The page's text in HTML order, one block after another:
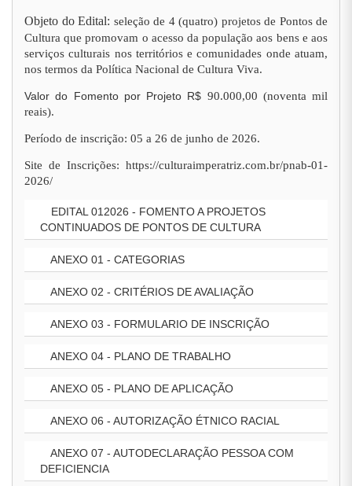
Objeto do Edital: seleção de 4 (quatro) projetos de Pontos de
Cultura que promovam o acesso da população aos bens e aos
serviços culturais nos territórios e comunidades onde atuam,
nos termos da Política Nacional de Cultura Viva.
Valor do Fomento por Projeto R$ 90.000,00 (noventa mil
reais).
Período de inscrição: 05 a 26 de junho de 2026.
Site de Inscrições: https://culturaimperatriz.com.br/pnab-01-
2026/
EDITAL 012026 - FOMENTO A PROJETOS
CONTINUADOS DE PONTOS DE CULTURA
ANEXO 01 - CATEGORIAS
ANEXO 02 - CRITÉRIOS DE AVALIAÇÃO
ANEXO 03 - FORMULARIO DE INSCRIÇÃO
ANEXO 04 - PLANO DE TRABALHO
ANEXO 05 - PLANO DE APLICAÇÃO
ANEXO 06 - AUTORIZAÇÃO ÉTNICO RACIAL
ANEXO 07 - AUTODECLARAÇÃO PESSOA COM
DEFICIENCIA